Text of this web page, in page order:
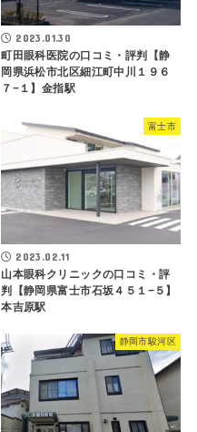
2023.01.30
町田眼科医院の口コミ・評判【静
岡県浜松市北区細江町中川１９６
７−１】金指駅
富士市
2023.02.11
山本眼科クリニックの口コミ・評
判【静岡県富士市石坂４５１−５】
本吉原駅
静岡市駿河区